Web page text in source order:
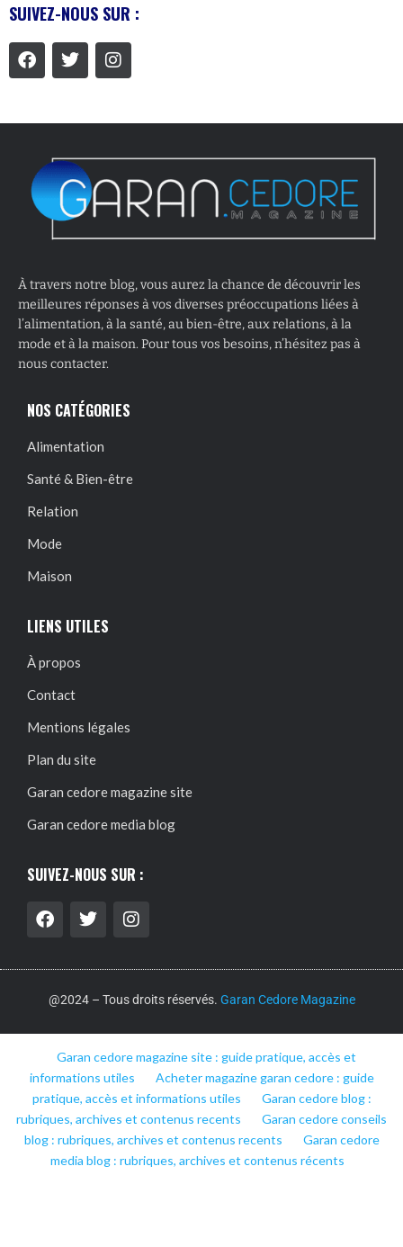
SUIVEZ-NOUS SUR :
À travers notre blog, vous aurez la chance de découvrir les
meilleures réponses à vos diverses préoccupations liées à
l’alimentation, à la santé, au bien-être, aux relations, à la
mode et à la maison. Pour tous vos besoins, n’hésitez pas à
nous contacter.
NOS CATÉGORIES
Alimentation
Santé & Bien-être
Relation
Mode
Maison
LIENS UTILES
À propos
Contact
Mentions légales
Plan du site
Garan cedore magazine site
Garan cedore media blog
SUIVEZ-NOUS SUR :
@2024 – Tous droits réservés. Garan Cedore Magazine
Garan cedore magazine site : guide pratique, accès et
informations utiles
Acheter magazine garan cedore : guide
pratique, accès et informations utiles
Garan cedore blog :
rubriques, archives et contenus recents
Garan cedore conseils
blog : rubriques, archives et contenus recents
Garan cedore
media blog : rubriques, archives et contenus récents